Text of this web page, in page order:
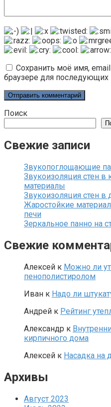
Сохранить моё имя,
браузере для
Поиск
Свежие записи
Звукопоглощающие
Звукоизоляция стен
материалы
Звукоизоляция стен
Жаростойкие
печи
Зеркальное панно на
Свежие
Алексей к Можно ли
пенополистиролом
Иван к Надо ли
Андрей к Рейтинг
Александр к
кирпичного дома
Алексей к Насадка на
Архивы
Август 2023